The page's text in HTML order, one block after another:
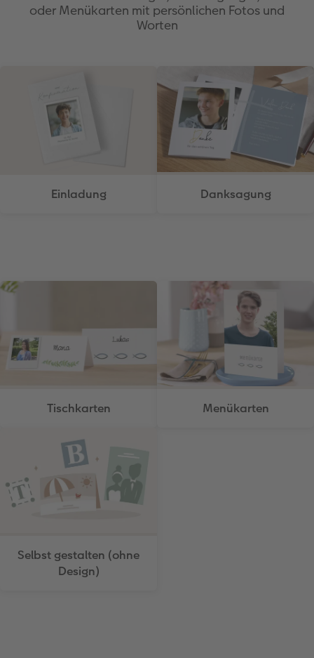
oder Menükarten mit persönlichen Fotos und
Worten
Einladung Danksagung
Tischkarten Menükarten
Selbst gestalten (ohne
Design)